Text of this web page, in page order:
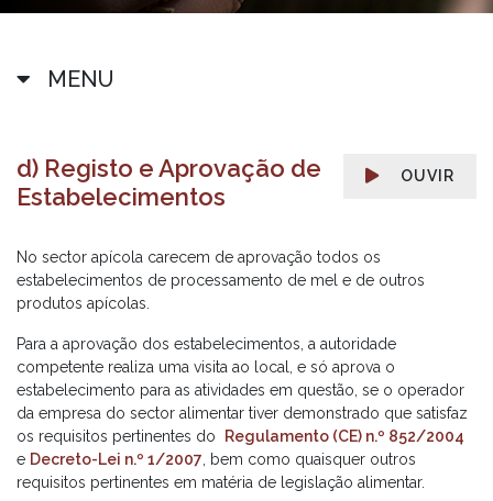
MENU
OUVIR
d) Registo e Aprovação de
Estabelecimentos
No sector apícola carecem de aprovação todos os
estabelecimentos de processamento de mel e de outros
produtos apícolas.
Para a aprovação dos estabelecimentos, a autoridade
competente realiza uma visita ao local, e só aprova o
estabelecimento para as atividades em questão, se o operador
da empresa do sector alimentar tiver demonstrado que satisfaz
os requisitos pertinentes do
Regulamento (CE) n.º 852/2004
e Decreto-Lei n.º 1/2007 , bem como quaisquer outros
requisitos pertinentes em matéria de legislação alimentar.